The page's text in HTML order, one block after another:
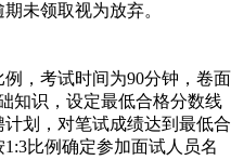
未领取视为放弃。
，考试时间为90分钟，卷面
知识，设定最低合格分数线
划，对笔试成绩达到最低合
比例确定参加面试人员名